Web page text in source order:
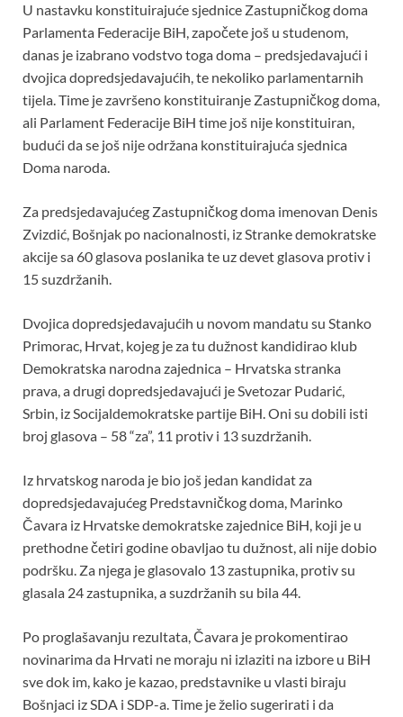
e
b
o
o
k
itt
er
at
s
A
p
p
er er
es
t
ar
e
U nastavku konstituirajuće sjednice Zastupničkog doma
Parlamenta Federacije BiH, započete još u studenom,
danas je izabrano vodstvo toga doma – predsjedavajući i
dvojica dopredsjedavajućih, te nekoliko parlamentarnih
tijela. Time je završeno konstituiranje Zastupničkog doma,
ali Parlament Federacije BiH time još nije konstituiran,
budući da se još nije održana konstituirajuća sjednica
Doma naroda.
Za predsjedavajućeg Zastupničkog doma imenovan Denis
Zvizdić, Bošnjak po nacionalnosti, iz Stranke demokratske
akcije sa 60 glasova poslanika te uz devet glasova protiv i
15 suzdržanih.
Dvojica dopredsjedavajućih u novom mandatu su Stanko
Primorac, Hrvat, kojeg je za tu dužnost kandidirao klub
Demokratska narodna zajednica – Hrvatska stranka
prava, a drugi dopredsjedavajući je Svetozar Pudarić,
Srbin, iz Socijaldemokratske partije BiH. Oni su dobili isti
broj glasova – 58 “za”, 11 protiv i 13 suzdržanih.
Iz hrvatskog naroda je bio još jedan kandidat za
dopredsjedavajućeg Predstavničkog doma, Marinko
Čavara iz Hrvatske demokratske zajednice BiH, koji je u
prethodne četiri godine obavljao tu dužnost, ali nije dobio
podršku. Za njega je glasovalo 13 zastupnika, protiv su
glasala 24 zastupnika, a suzdržanih su bila 44.
Po proglašavanju rezultata, Čavara je prokomentirao
novinarima da Hrvati ne moraju ni izlaziti na izbore u BiH
sve dok im, kako je kazao, predstavnike u vlasti biraju
Bošnjaci iz SDA i SDP-a. Time je želio sugerirati i da